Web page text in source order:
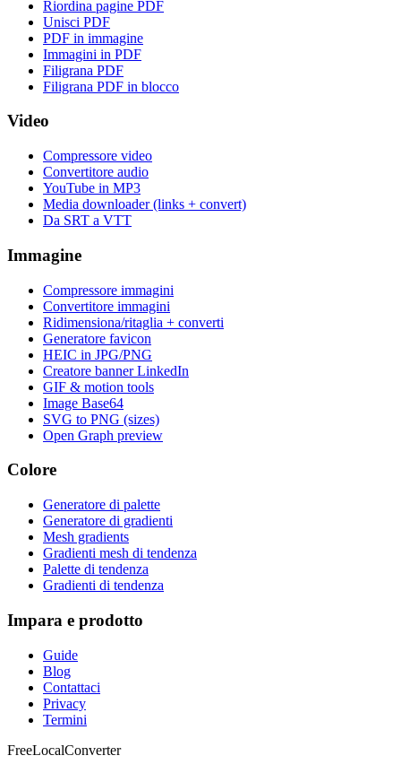
Riordina pagine PDF
Unisci PDF
PDF in immagine
Immagini in PDF
Filigrana PDF
Filigrana PDF in blocco
Video
Compressore video
Convertitore audio
YouTube in MP3
Media downloader (links + convert)
Da SRT a VTT
Immagine
Compressore immagini
Convertitore immagini
Ridimensiona/ritaglia + converti
Generatore favicon
HEIC in JPG/PNG
Creatore banner LinkedIn
GIF & motion tools
Image Base64
SVG to PNG (sizes)
Open Graph preview
Colore
Generatore di palette
Generatore di gradienti
Mesh gradients
Gradienti mesh di tendenza
Palette di tendenza
Gradienti di tendenza
Impara e prodotto
Guide
Blog
Contattaci
Privacy
Termini
FreeLocalConverter